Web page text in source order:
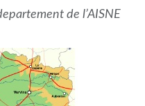
de l’AISNE